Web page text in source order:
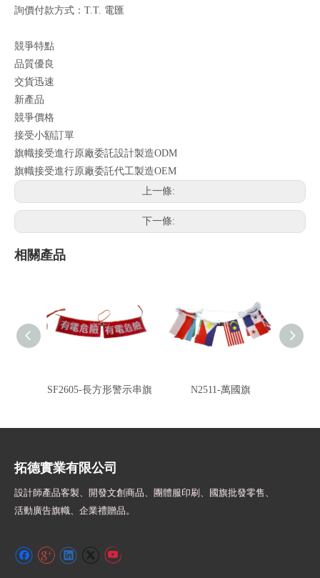
詢價付款方式：T.T. 電匯
競爭特點
品質優良
交貨迅速
新產品
競爭價格
接受小額訂單
旗幟接受進行原廠委託設計製造ODM
旗幟接受進行原廠委託代工製造OEM
上一條:
下一條:
相關產品
SF2605-長方形警示串旗 N2511-萬國旗
拓德實業有限公司
設計師產品客製、開發文創商品、團體服印刷、
國旗批發零售、
活動廣告旗幟、 企業禮贈品。